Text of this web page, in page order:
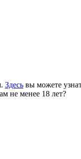
Здесь вы можете
не менее 18 лет?